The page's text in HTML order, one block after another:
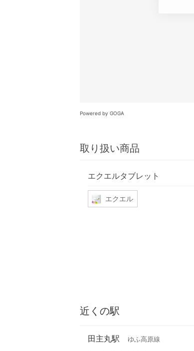
Powered by GOGA
取り扱い商品
エクエルタブレット
エクエル
近くの駅
田主丸駅 ゆふ高原線